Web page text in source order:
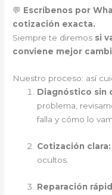
💬 Escríbenos por
cotización exacta.
Siempre te diremos si
conviene mejor
Nuestro proceso: así
Diagnóstico sin
problema,
falla y cómo lo
Cotización clara:
ocultos.
Reparación